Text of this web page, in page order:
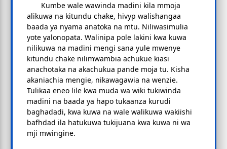
Kumbe wale wawinda madini kila mmoja
alikuwa na kitundu chake, hivyp walishangaa
baada ya nyama anatoka na mtu. Niliwasimulia
yote yalonopata. Walinipa pole lakini kwa kuwa
nilikuwa na madini mengi sana yule mwenye
kitundu chake nilimwambia achukue kiasi
anachotaka na akachukua pande moja tu. Kisha
akaniachia mengie, nikawagawia na wenzie.
Tulikaa eneo lile kwa muda wa wiki tukiwinda
madini na baada ya hapo tukaanza kurudi
baghadadi, kwa kuwa na wale walikuwa wakiishi
bafhdad ila hatukuwa tukijuana kwa kuwa ni wa
mji mwingine.